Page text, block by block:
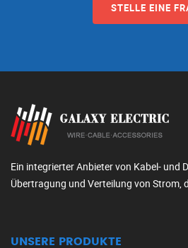
STELLE EINE
Ein integrierter Anbieter von Kabel- und
Übertragung und Verteilung von Strom,
UNSERE PRODUKTE